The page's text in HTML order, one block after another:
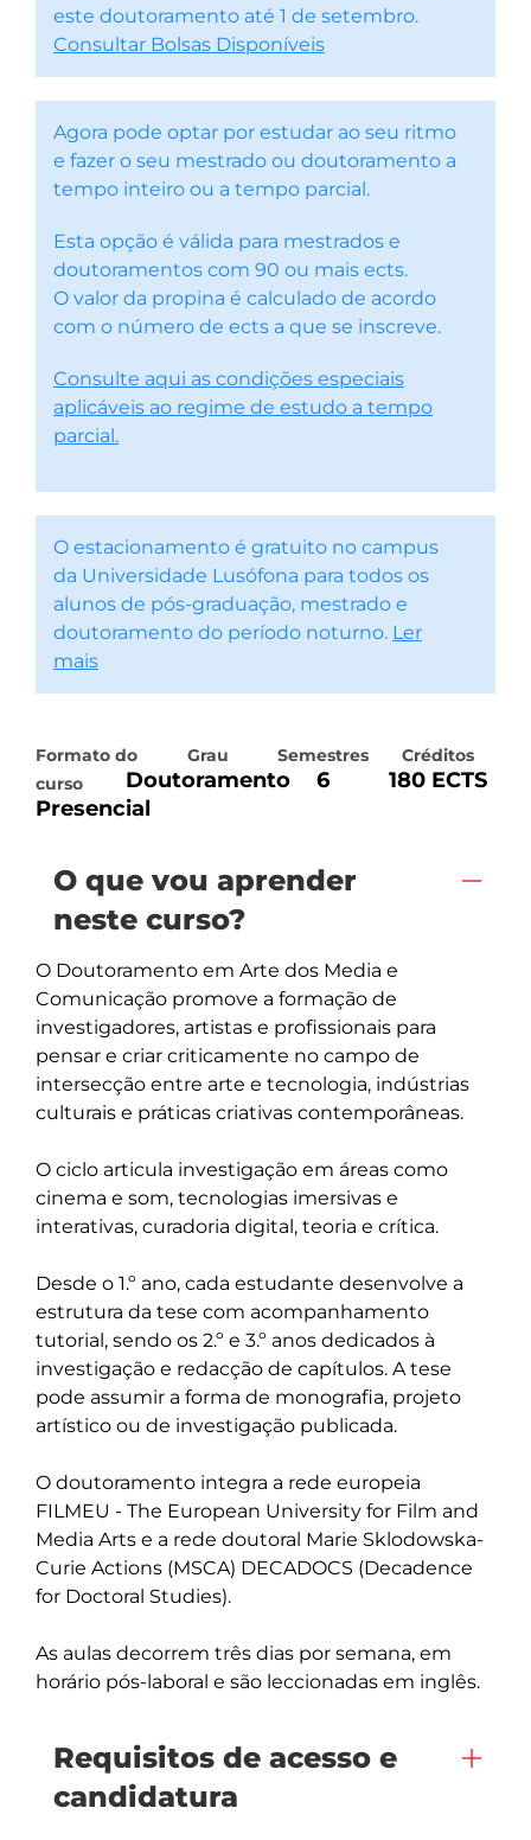
este doutoramento até 1 de setembro.
Consultar Bolsas Disponíveis
Agora pode optar por estudar ao seu ritmo
e fazer o seu mestrado ou doutoramento a
tempo inteiro ou a tempo parcial.
Esta opção é válida para mestrados e
doutoramentos com 90 ou mais ects.
O valor da propina é calculado de acordo
com o número de ects a que se inscreve.
Consulte aqui as condições especiais
aplicáveis ao regime de estudo a tempo
parcial.
O estacionamento é gratuito no campus
da Universidade Lusófona para todos os
alunos de pós-graduação, mestrado e
doutoramento do período noturno. Ler
mais
Formato do
curso
Presencial
Grau
Doutoramento
Semestres
6
Créditos
180 ECTS
O que vou aprender
neste curso?
O Doutoramento em Arte dos Media e
Comunicação promove a formação de
investigadores, artistas e profissionais para
pensar e criar criticamente no campo de
intersecção entre arte e tecnologia, indústrias
culturais e práticas criativas contemporâneas.
O ciclo articula investigação em áreas como
cinema e som, tecnologias imersivas e
interativas, curadoria digital, teoria e crítica.
Desde o 1.º ano, cada estudante desenvolve a
estrutura da tese com acompanhamento
tutorial, sendo os 2.º e 3.º anos dedicados à
investigação e redacção de capítulos. A tese
pode assumir a forma de monografia, projeto
artístico ou de investigação publicada.
O doutoramento integra a rede europeia
FILMEU - The European University for Film and
Media Arts e a rede doutoral Marie Sklodowska-
Curie Actions (MSCA) DECADOCS (Decadence
for Doctoral Studies).
As aulas decorrem três dias por semana, em
horário pós-laboral e são leccionadas em inglês.
Requisitos de acesso e
candidatura